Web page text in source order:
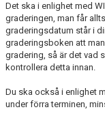
Det ska i enlighet med
graderingen, man får
graderingsdatum står i
graderingsboken att
gradering, så är det vad
kontrollera detta innan.
Du ska också i enlighet
under förra terminen,